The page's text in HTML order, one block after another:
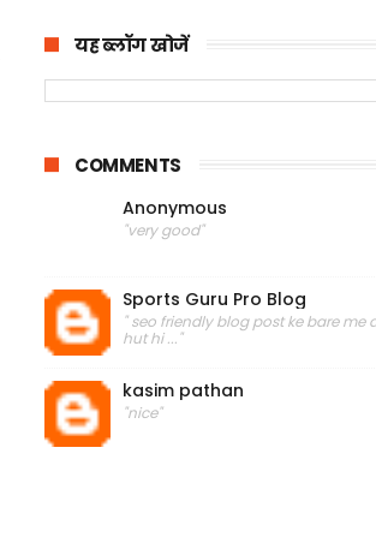
यह ब्लॉग खोजें
COMMENTS
Anonymous
"very good"
Sports Guru Pro Blog
" seo friendly blog post ke bare me
hut hi ..."
kasim pathan
"nice"